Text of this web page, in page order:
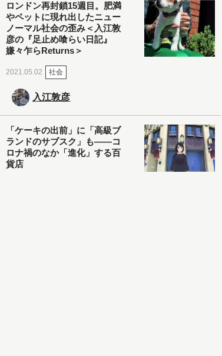
ロンドン再封鎖15週目。肥満
やペットに現れ出したニュー
ノーマル社会の歪み＜入江敦
彦の『足止め喰らい日記』
嫌々乍らReturns＞
2021.05.02 社会
入江敦彦
「ケーキの出前」に「高級ブ
ランドのサブスク」も――コ
ロナ禍のなか「進化」する百
貨店